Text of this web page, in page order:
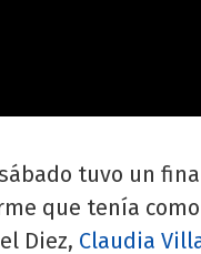
tuvo un
que tenía
Diez, Claudia